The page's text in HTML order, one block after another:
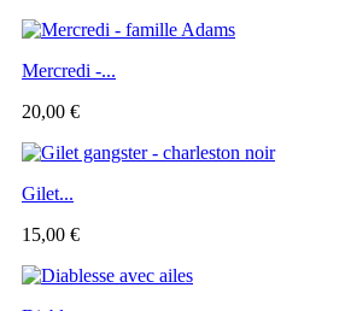
Mercredi -...
20,00 €
Gilet...
15,00 €